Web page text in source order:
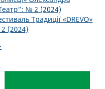
№ 2 (2024)
Традиції «DREVO»
(2024)